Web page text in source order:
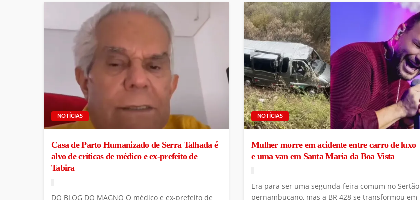
NOTÍCIAS
Casa de Parto Humanizado de Serra Talhada é
alvo de críticas de médico e ex-prefeito de
Tabira
DO BLOG DO MAGNO O médico e ex-prefeito de
NOTÍCIAS
Mulher morre em acidente entre carro de luxo
e uma van em Santa Maria da Boa Vista
Era para ser uma segunda-feira comum no Sertão
pernambucano, mas a BR 428 se transformou em